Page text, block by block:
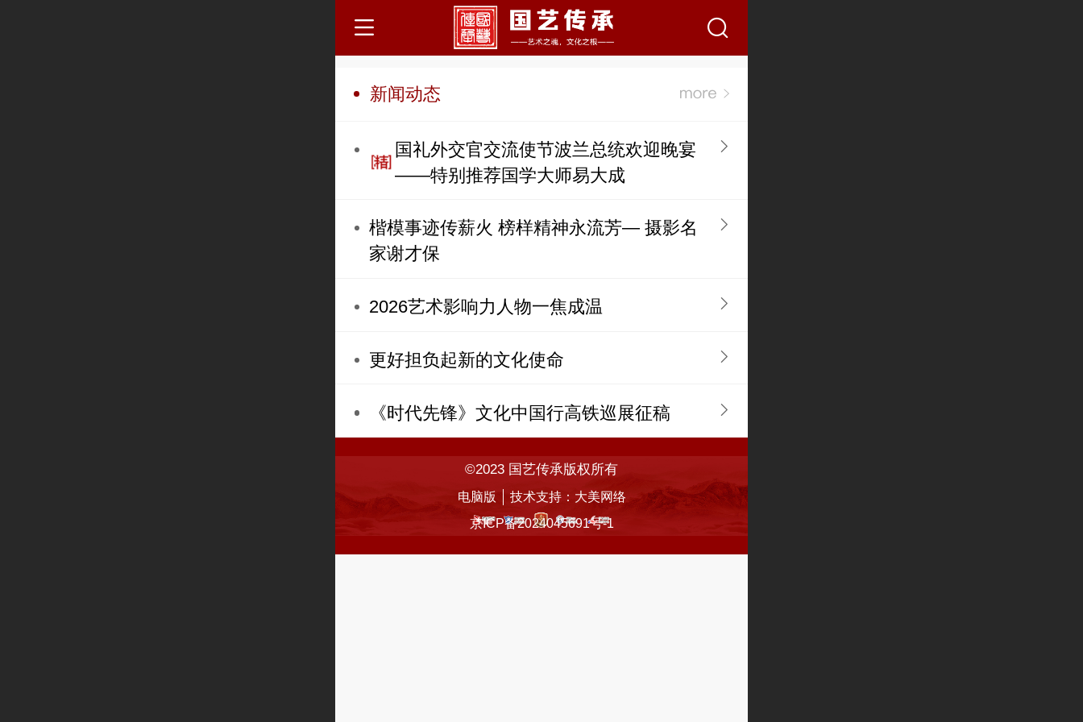
新闻动态
国礼外交官交流使节波兰总统欢迎晚宴
——特别推荐国学大师易大成
楷模事迹传薪火 榜样精神永流芳— 摄影名
家谢才保
2026艺术影响力人物一焦成温
更好担负起新的文化使命
《时代先锋》文化中国行高铁巡展征稿
©2023 国艺传承版权所有
电脑版 技术支持： 大美网络
京ICP备2024045691号-1